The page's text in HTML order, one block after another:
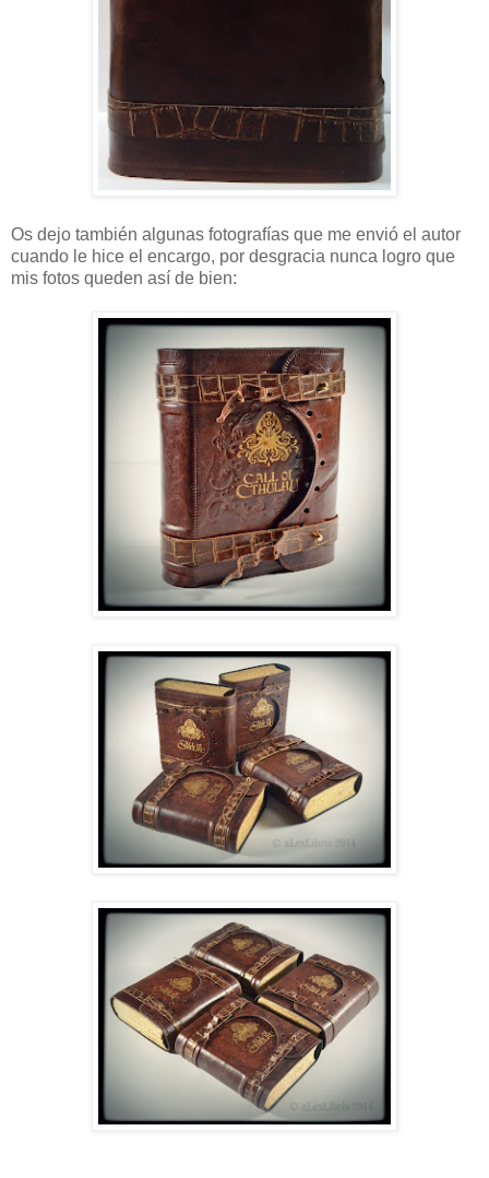
Os dejo también algunas fotografías que me envió el autor
cuando le hice el encargo, por desgracia nunca logro que
mis fotos queden así de bien: